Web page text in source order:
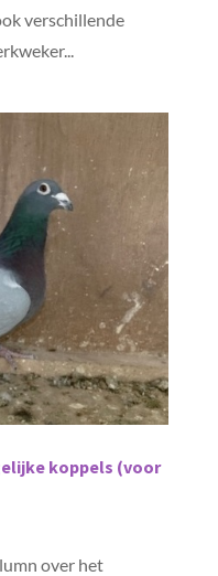
verschillende
koppels (voor
over het